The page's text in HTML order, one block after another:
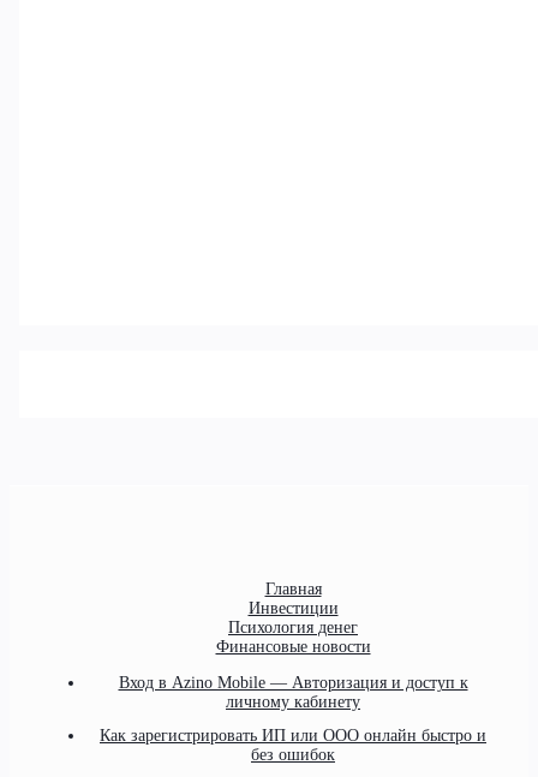
Главная
Инвестиции
Психология денег
Финансовые новости
Вход в Azino Mobile — Авторизация и доступ к
личному кабинету
Как зарегистрировать ИП или ООО онлайн быстро и
без ошибок